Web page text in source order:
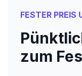
FESTER PREIS
zum